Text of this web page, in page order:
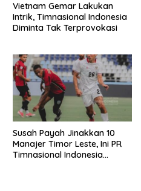
Vietnam Gemar Lakukan
Intrik, Timnasional Indonesia
Diminta Tak Terprovokasi
Susah Payah Jinakkan 10
Manajer Timor Leste, Ini PR
Timnasional Indonesia